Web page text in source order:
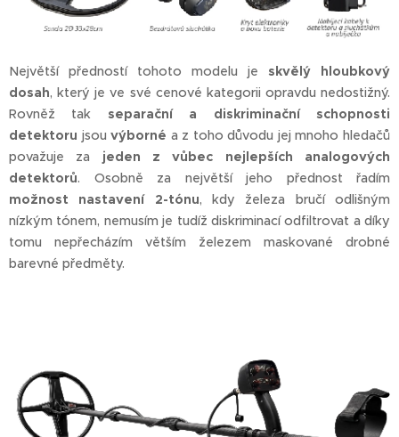
Největší předností tohoto modelu je skvělý hloubkový
dosah, který je ve své cenové kategorii opravdu nedostižný.
Rovněž tak separační a diskriminační schopnosti
detektoru jsouvýborné a z toho důvodu jej mnoho hledačů
považuje za jeden z vůbec nejlepších analogových
detektorů. Osobně za největší jeho přednost řadím
možnost nastavení 2-tónu, kdy železa bručí odlišným
nízkým tónem, nemusím je tudíž diskriminací odfiltrovat a díky
tomu nepřecházím větším železem maskované drobné
barevné předměty.